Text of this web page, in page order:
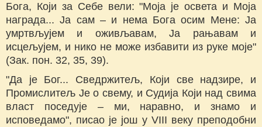
Бога, Који за Себе вели: "Моја је освета и Моја
награда... Ја сам – и нема Бога осим Мене: Ја
умртвљујем и оживљавам, Ја рањавам и
исцељујем, и нико не може избавити из руке моје"
(Зак. пон. 32, 35, 39).
"Да је Бог... Сведржитељ, Који све надзире, и
Промислитељ Је о свему, и Судија Који над свима
власт поседује – ми, наравно, и знамо и
исповедамо", писао је још у VIII веку преподобни